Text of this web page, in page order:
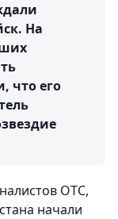
На
что его
ОТС,
начали